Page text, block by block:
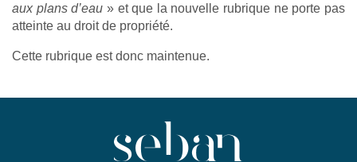
aux plans d’eau » et que la nouvelle rubrique ne porte pas
atteinte au droit de propriété.
Cette rubrique est donc maintenue.